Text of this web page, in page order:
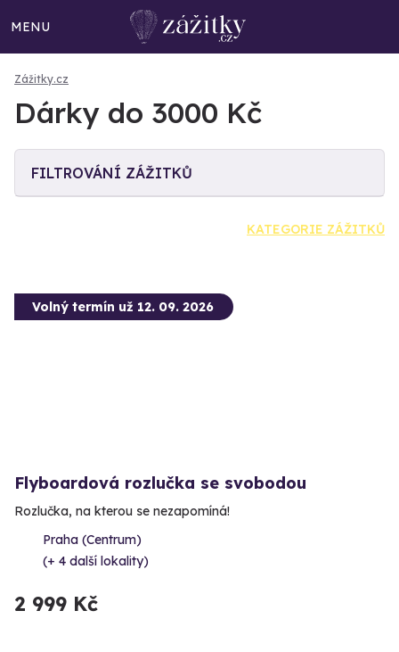
MENU
Zážitky.cz
Dárky do 3000 Kč
FILTROVÁNÍ ZÁŽITKŮ
KATEGORIE ZÁŽITKŮ
Volný termín už 12. 09. 2026
Flyboardová rozlučka se svobodou
Rozlučka, na kterou se nezapomíná!
Praha (Centrum)
(+ 4 další lokality)
2 999 Kč